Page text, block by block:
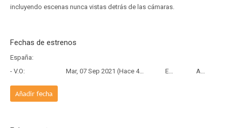
incluyendo escenas nunca vistas detrás de las cámaras.
Fechas de estrenos
España:
- V.O:
Mar, 07 Sep 2021 (Hace 4 años y 11 meses) Estreno Apple TV+
Añadir fecha